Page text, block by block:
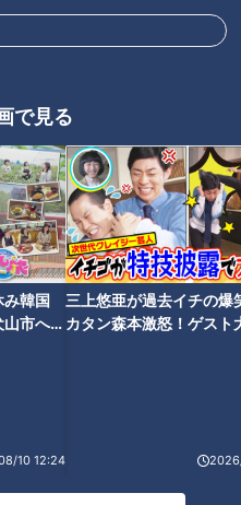
で見る
韓国
山市へ
10 12:24
三上悠亜が過去イチの爆
カタン森本激怒！ゲスト
ポキっと鳴ったら要注意！ひざ
寿命を延ばす方法